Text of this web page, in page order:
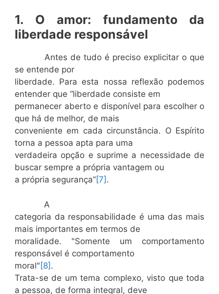
1. O amor: fundamento da
liberdade responsável
Antes de tudo é preciso explicitar o que
se entende por
liberdade. Para esta nossa reflexão podemos
entender que “liberdade consiste em
permanecer aberto e disponível para escolher o
que há de melhor, de mais
conveniente em cada circunstância. O Espírito
torna a pessoa apta para uma
verdadeira opção e suprime a necessidade de
buscar sempre a própria vantagem ou
a própria segurança”[7] .
A
categoria da responsabilidade é uma das mais
mais importantes em termos de
moralidade. "Somente um comportamento
responsável é comportamento
moral" [8] .
Trata-se de um tema complexo, visto que toda
a pessoa, de forma integral, deve